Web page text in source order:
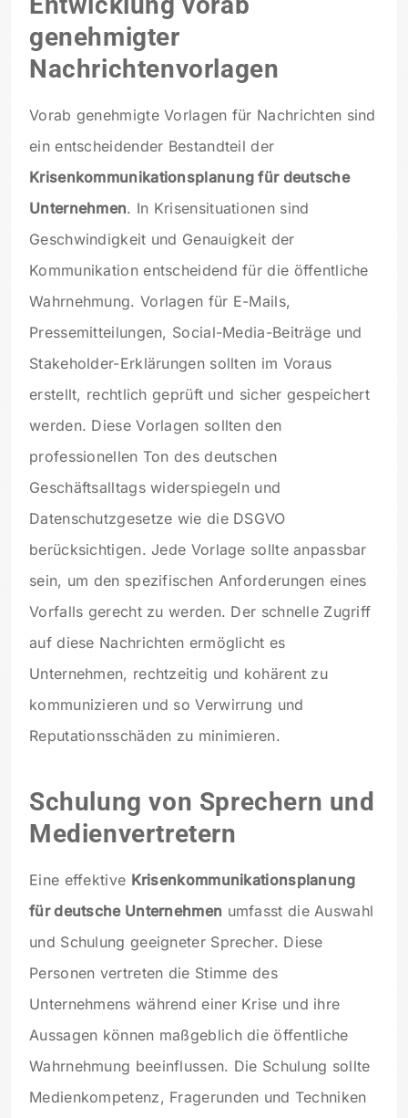
genehmigter
Nachrichtenvorlagen
Vorab genehmigte Vorlagen für Nachrichten sind
ein entscheidender Bestandteil der
Krisenkommunikationsplanung für deutsche
Unternehmen. In Krisensituationen sind
Geschwindigkeit und Genauigkeit der
Kommunikation entscheidend für die öffentliche
Wahrnehmung. Vorlagen für E-Mails,
Pressemitteilungen, Social-Media-Beiträge und
Stakeholder-Erklärungen sollten im Voraus
erstellt, rechtlich geprüft und sicher gespeichert
werden. Diese Vorlagen sollten den
professionellen Ton des deutschen
Geschäftsalltags widerspiegeln und
Datenschutzgesetze wie die DSGVO
berücksichtigen. Jede Vorlage sollte anpassbar
sein, um den spezifischen Anforderungen eines
Vorfalls gerecht zu werden. Der schnelle Zugriff
auf diese Nachrichten ermöglicht es
Unternehmen, rechtzeitig und kohärent zu
kommunizieren und so Verwirrung und
Reputationsschäden zu minimieren.
Schulung von Sprechern und
Medienvertretern
Eine effektive Krisenkommunikationsplanung
für deutsche Unternehmen umfasst die Auswahl
und Schulung geeigneter Sprecher. Diese
Personen vertreten die Stimme des
Unternehmens während einer Krise und ihre
Aussagen können maßgeblich die öffentliche
Wahrnehmung beeinflussen. Die Schulung sollte
Medienkompetenz, Fragerunden und Techniken